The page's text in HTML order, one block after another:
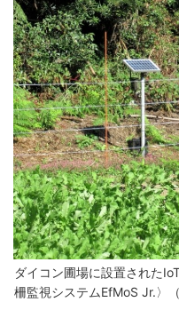
ダイコン圃場に設置された
柵監視システムEfMoS Jr.〉